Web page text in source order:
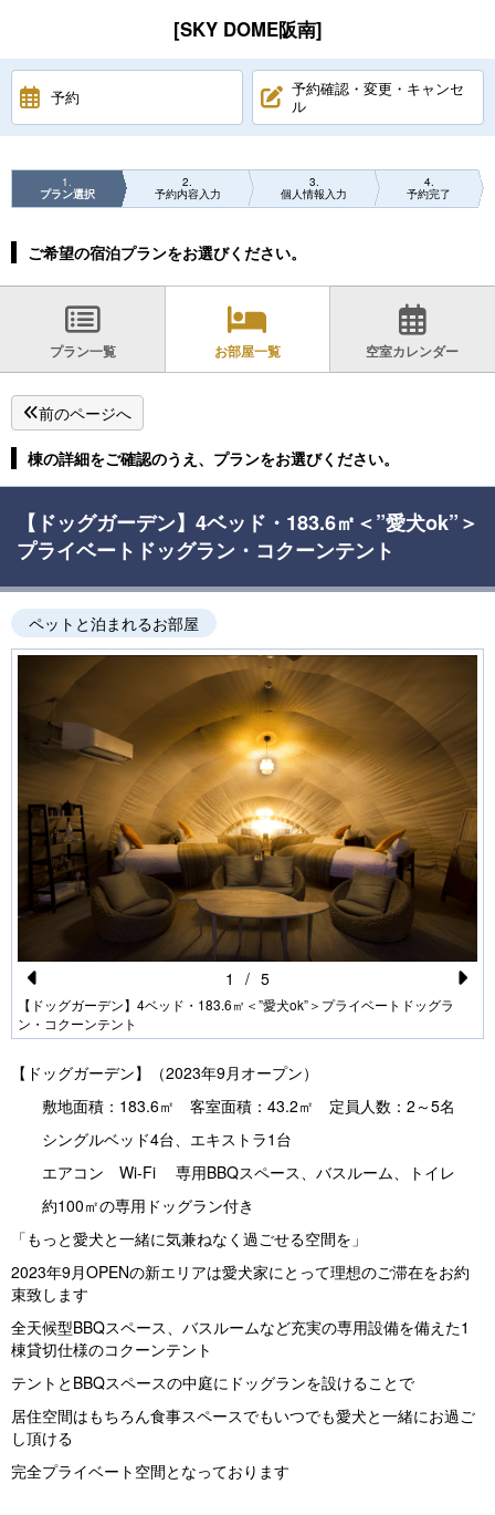
[SKY DOME阪南]
予約
予約確認・変更・キャンセ
ル
1
プラン選択
2
予約内容入力
3
個人情報入力
4
予約完了
ご希望の宿泊プランをお選びください。
プラン一覧 お部屋一覧 空室カレンダー
前のページへ
棟の詳細をご確認のうえ、プランをお選びください。
【ドッグガーデン】4ベッド・183.6㎡＜”愛犬ok”＞
プライベートドッグラン・コクーンテント
ペットと泊まれるお部屋
Pr
e
vi
o
u
s
【ドッグガーデン】4ベッド・183.6㎡＜”愛犬ok”＞プライベートドッグラ
ン・コクーンテント
e
1 / 5
【ドッグガーデン】（2023年9月オープン）
敷地面積：183.6㎡ 客室面積：43.2㎡ 定員人数：2～5名
シングルベッド4台、エキストラ1台
エアコン Wi-Fi 専用BBQスペース、バスルーム、トイレ
約100㎡の専用ドッグラン付き
「もっと愛犬と一緒に気兼ねなく過ごせる空間を」
2023年9月OPENの新エリアは愛犬家にとって理想のご滞在をお約
束致します
全天候型BBQスペース、バスルームなど充実の専用設備を備えた1
棟貸切仕様のコクーンテント
テントとBBQスペースの中庭にドッグランを設けることで
居住空間はもちろん食事スペースでもいつでも愛犬と一緒にお過ご
し頂ける
完全プライベート空間となっております